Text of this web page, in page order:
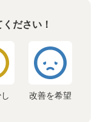
ださい！
改善を希望